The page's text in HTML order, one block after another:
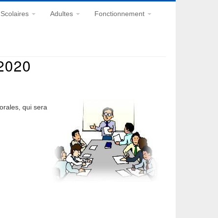
Scolaires Adultes Fonctionnement
qui sera